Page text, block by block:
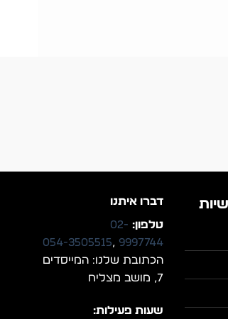
דברו איתנו
טלפון: 02-
9997744
,
054-3505515
הכתובת שלנו: המייסדים
7, מושב מצליח
שעות פעילות: